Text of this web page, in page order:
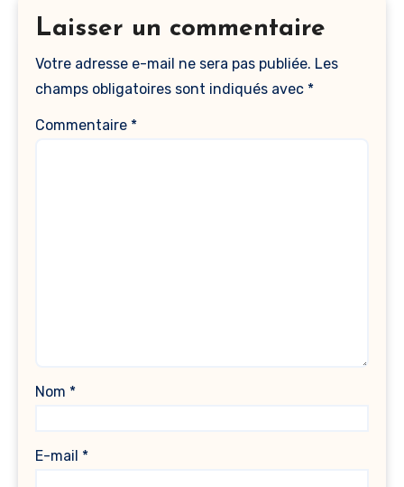
Laisser un commentaire
Votre adresse e-mail ne sera pas publiée. Les
champs obligatoires sont indiqués avec *
Commentaire *
Nom *
E-mail *